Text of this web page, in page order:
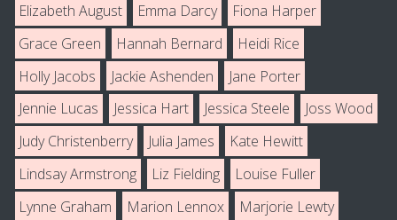
Elizabeth August
Emma Darcy
Fiona Harper
Grace Green
Hannah Bernard
Heidi Rice
Holly Jacobs
Jackie Ashenden
Jane Porter
Jennie Lucas
Jessica Hart Jessica Steele
Joss Wood
Judy Christenberry
Julia James
Kate Hewitt
Lindsay Armstrong
Liz Fielding
Louise Fuller
Lynne Graham
Marion Lennox
Marjorie Lewty